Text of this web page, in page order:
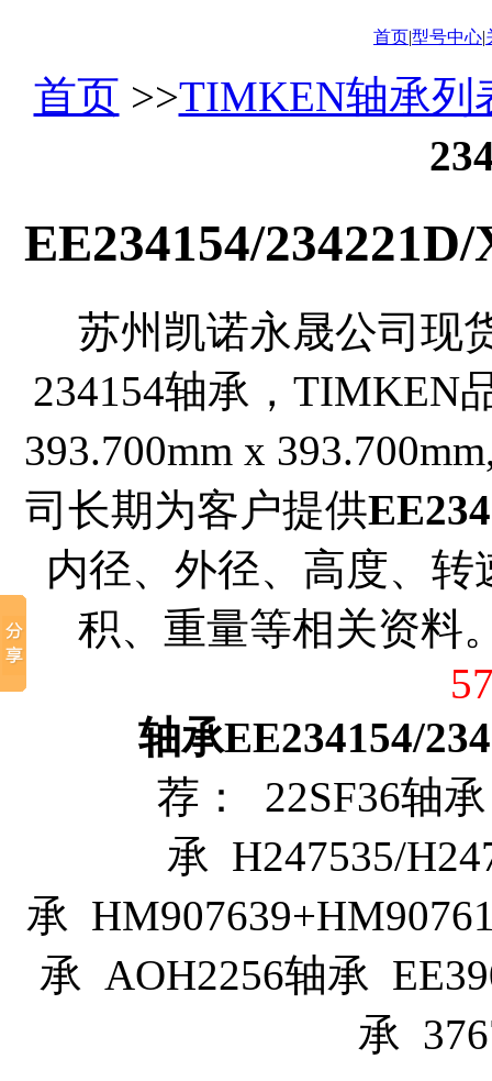
首页|型号中心|
首页 >>TIMKEN轴承列
EE234154/
苏州凯诺永晟公司现
234154轴承，TIMKEN
393.700mm x
司长期为客户提供
内径、外径、高度、
积、重量等相关资料
轴承EE234154/
荐： 22SF36轴
承 H247535/
承
承 AOH2256轴承
承